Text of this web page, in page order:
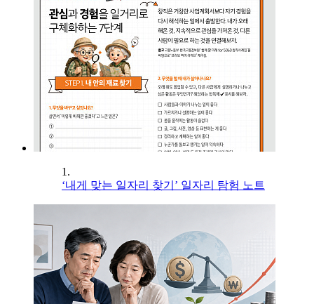
1.
‘내게 맞는 일자리 찾기’ 일자리 탐험 노트